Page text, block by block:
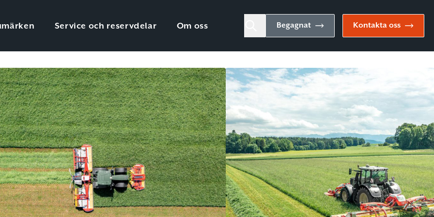
Service och reservdelar Om oss Begagnat Kontakta oss